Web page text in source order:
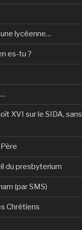
lycéenne…
es-tu ?
XVI sur le SIDA, sans
du presbyterium
(par SMS)
Chrétiens